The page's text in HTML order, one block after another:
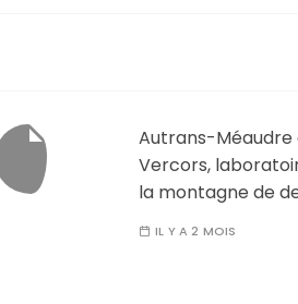
Autrans-Méaudre
Vercors,
la montagne de
IL Y A 2 MOIS